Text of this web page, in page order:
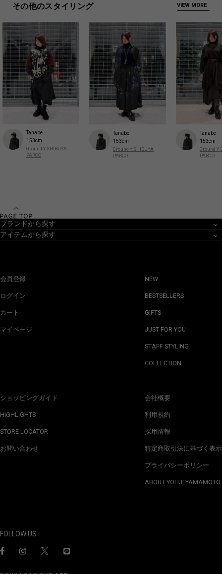
その他のスタイリング VIEW MORE
Tanabe
153cm
Ground Y SHIBUYA
PARCO
Tanabe
153cm
Ground Y SHIBUYA
PARCO
Tanabe
153cm
Ground Y
PARCO
ブランドから探す
アイテムから探す
会員登録
ログイン
カート
マイページ
ショッピングガイド
HIGHLIGHTS
STORE LOCATOR
お問い合わせ
NEW
BESTSELLERS
GIFTS
JUST FOR YOU
STAFF STYLING
COLLECTION
会社概要
利用規約
採用情報
特定商取引法に基づく表示
プライバシーポリシー
ABOUT YOHJI YAMAMOTO
FOLLOW US